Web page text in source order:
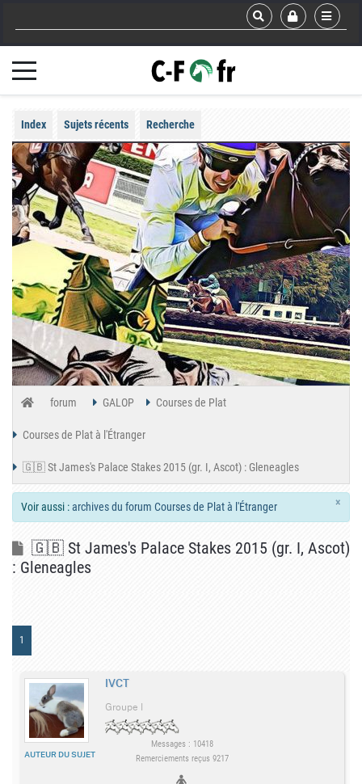
Index Sujets récents Recherche
forum GALOP Courses de Plat
Courses de Plat à l'Étranger
🇬🇧 St James's Palace Stakes 2015 (gr. I, Ascot) : Gleneagles
×
Voir aussi :archives du forum Courses de Plat à l'Étranger
🇬🇧 St James's Palace Stakes 2015 (gr. I, Ascot)
: Gleneagles
1
IVCT
AUTEUR DU SUJET
Groupe I
Messages : 10418
Remerciements reçus 9217